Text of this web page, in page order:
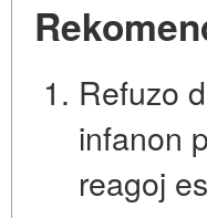
Refuzo
infanon
reagoj